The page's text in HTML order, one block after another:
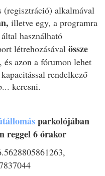
(regisztráció) alkalmával
illetve egy, a programra
használható
létrehozásával össze
, és azon a fórumon lehet
rendelkező
keresni.
parkolójában
reggel 6 órakor